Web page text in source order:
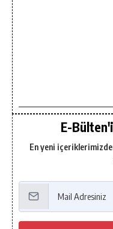
E-
En yeni